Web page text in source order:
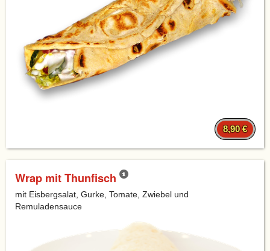
8,90 €
Wrap mit Thunfisch
mit Eisbergsalat, Gurke, Tomate, Zwiebel und
Remuladensauce